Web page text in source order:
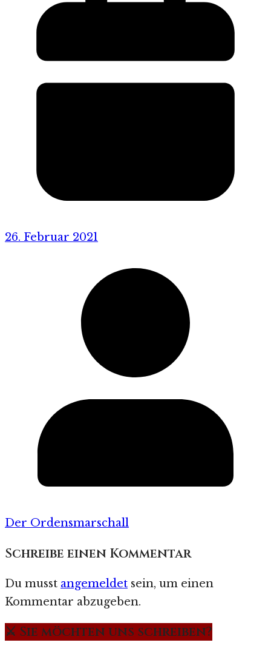
26. Februar 2021
Der Ordensmarschall
Schreibe einen Kommentar
Du musst angemeldet sein, um einen
Kommentar abzugeben.
⚔️ Sie möchten uns schreiben?